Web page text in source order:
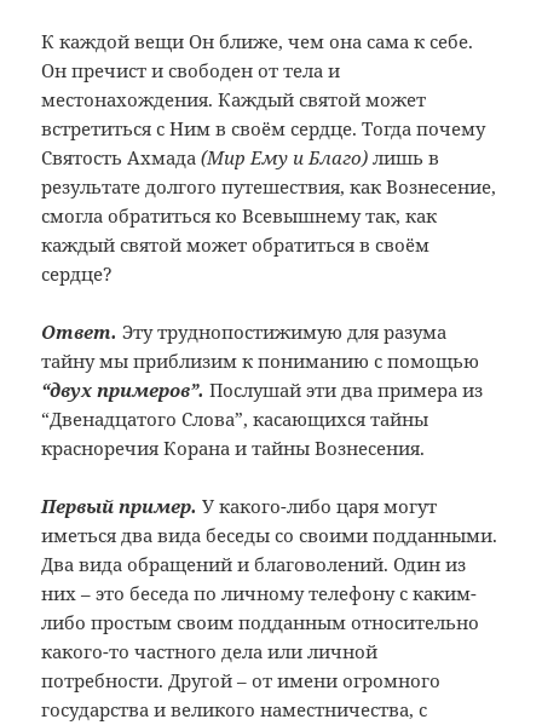
К каждой вещи Он ближе, чем она сама к себе.
Он пречист и свободен от тела и
местонахождения. Каждый святой может
встретиться с Ним в своём сердце. Тогда почему
Святость Ахмада(Мир Ему и Благо) лишь в
результате долгого путешествия, как Вознесение,
смогла обратиться ко Всевышнему так, как
каждый святой может обратиться в своём
сердце?
Ответ. Эту труднопостижимую для разума
тайну мы приблизим к пониманию с помощью
“двух примеров”. Послушай эти два примера из
“Двенадцатого Слова”, касающихся тайны
красноречия Корана и тайны Вознесения.
Первый пример. У какого-либо царя могут
иметься два вида беседы со своими подданными.
Два вида обращений и благоволений. Один из
них – это беседа по личному телефону с каким-
либо простым своим подданным относительно
какого-то частного дела или личной
потребности. Другой – от имени огромного
государства и великого наместничества, с